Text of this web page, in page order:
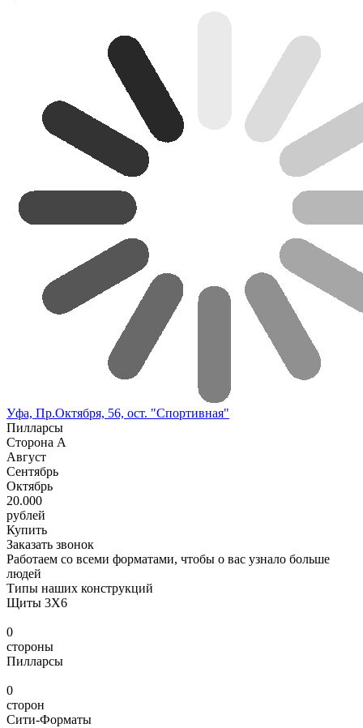
Уфа, Пр.Октября, 56, ост. "Спортивная"
Пилларсы
Сторона А
Август
Сентябрь
Октябрь
20.000
рублей
Купить
Заказать звонок
Работаем со всеми форматами, чтобы о вас узнало больше
людей
Типы наших конструкций
Щиты 3Х6
0
стороны
Пилларсы
0
сторон
Сити-Форматы